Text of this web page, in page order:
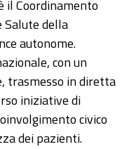
il Coordinamento
Salute della
autonome.
con un
trasmesso in diretta
iniziative di
civico
dei pazienti.